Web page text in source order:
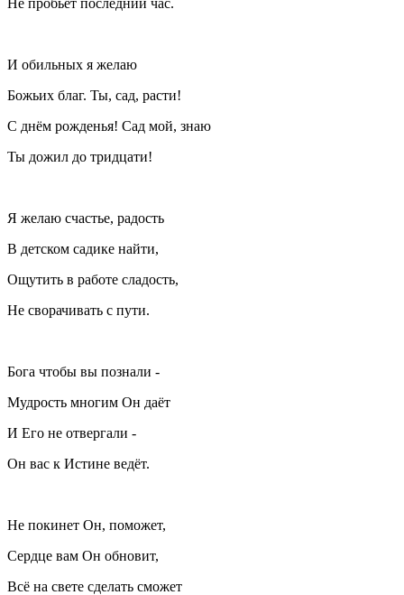
И обильных я желаю
Божьих благ. Ты, сад, расти!
С днём рожденья! Сад мой, знаю
Ты дожил до тридцати!
Я желаю счастье, радость
В детском садике найти,
Ощутить в работе сладость,
Не сворачивать с пути.
Бога чтобы вы познали -
Мудрость многим Он даёт
И Его не отвергали -
Он вас к Истине ведёт.
Не покинет Он, поможет,
Сердце вам Он обновит,
Всё на свете сделать сможет